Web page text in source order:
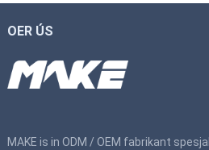
OER ÚS
MAKE is in ODM / OEM fabrikant